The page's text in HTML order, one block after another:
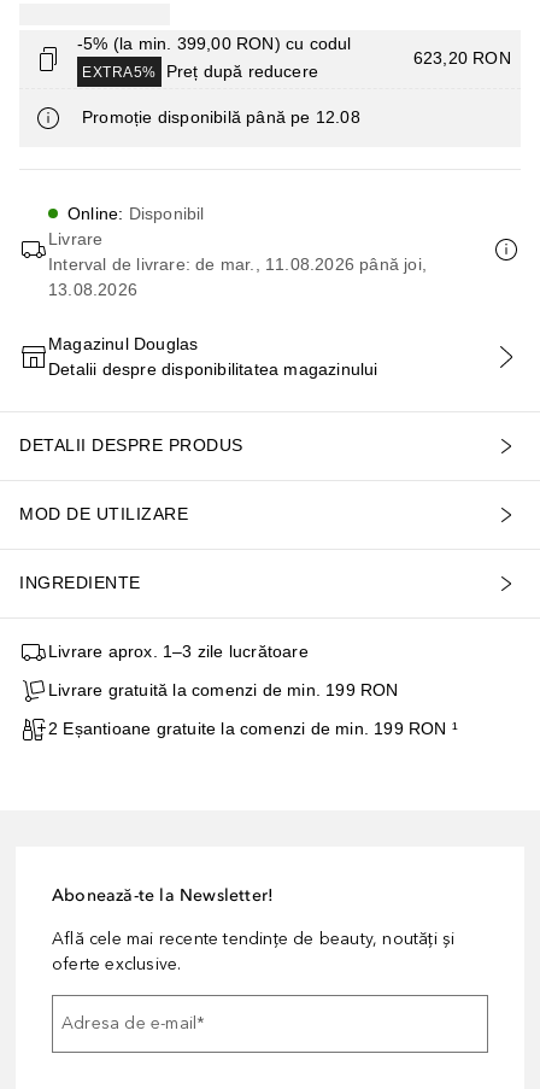
-5% (la min. 399,00 RON) cu codul
EXTRA5% Preț după reducere
623,20 RON
Promoție disponibilă până pe 12.08
Online: Disponibil
Livrare
Interval de livrare: de mar., 11.08.2026 până joi,
13.08.2026
ADĂUGAȚI ÎN COŞ
Magazinul Douglas
Detalii despre disponibilitatea magazinului
DETALII DESPRE PRODUS
MOD DE UTILIZARE
INGREDIENTE
Livrare aprox. 1–3 zile lucrătoare
Livrare gratuită la comenzi de min. 199 RON
2 Eșantioane gratuite la comenzi de min. 199 RON ¹
Abonează-te la Newsletter!
Află cele mai recente tendințe de beauty, noutăți și
oferte exclusive.
Adresa de e-mail*